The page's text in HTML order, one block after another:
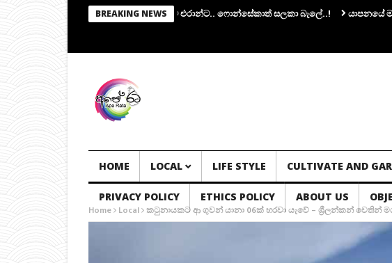
BREAKING NEWS
අතුරු පාලක කමිටුවක්.. සභාපතිකම එරාන්ට.. ෆොන්සේකාත් සලකා බැලේ..! යාපනයේ මන්ත්‍රී
HOME LOCAL LIFE STYLE CULTIVATE AND
PRIVACY POLICY ETHICS POLICY ABOUT US
Home Local කටුනායකට ආ ගුවන් යානා 06ක් හරවා යැවේ – ශ්‍රීලන්කන් වෙතින්